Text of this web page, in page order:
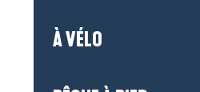
À VÉLO